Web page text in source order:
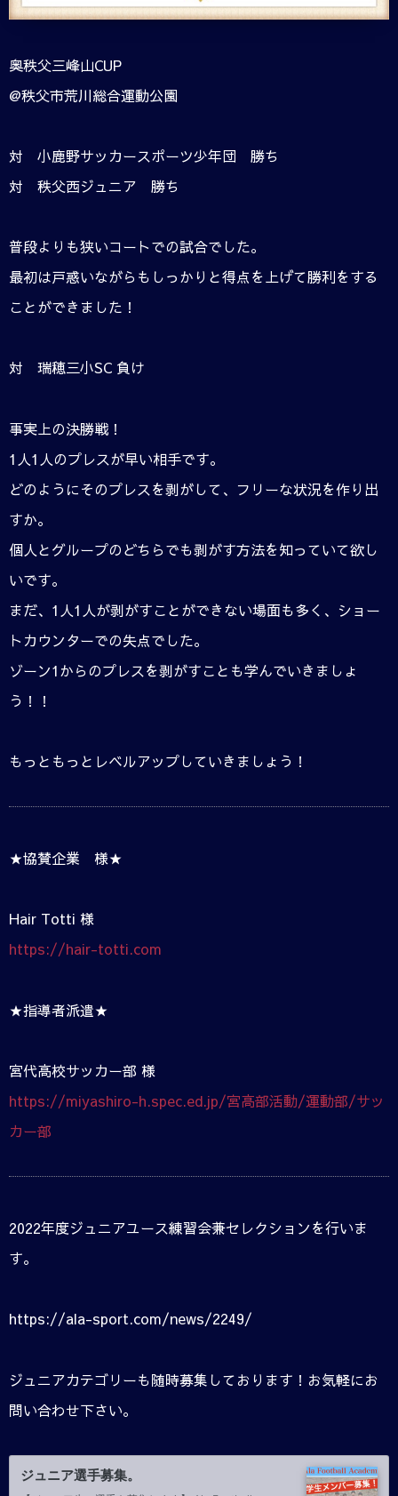
奥秩父三峰山CUP
@秩父市荒川総合運動公園
対 小鹿野サッカースポーツ少年団 勝ち
対 秩父西ジュニア 勝ち
普段よりも狭いコートでの試合でした。
最初は戸惑いながらもしっかりと得点を上げて勝利をする
ことができました！
対 瑞穂三小SC 負け
事実上の決勝戦！
1人1人のプレスが早い相手です。
どのようにそのプレスを剥がして、フリーな状況を作り出
すか。
個人とグループのどちらでも剥がす方法を知っていて欲し
いです。
まだ、1人1人が剥がすことができない場面も多く、ショー
トカウンターでの失点でした。
ゾーン1からのプレスを剥がすことも学んでいきましょ
う！！
もっともっとレベルアップしていきましょう！
★協賛企業 様★
Hair Totti 様
https://hair-totti.com
★指導者派遣★
宮代高校サッカー部 様
https://miyashiro-h.spec.ed.jp/宮高部活動/運動部/サッ
カー部
2022年度ジュニアユース練習会兼セレクションを行いま
す。
https://ala-sport.com/news/2249/
ジュニアカテゴリーも随時募集しております！お気軽にお
問い合わせ下さい。